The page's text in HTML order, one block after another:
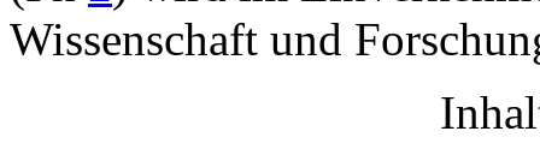
Wissenschaft und